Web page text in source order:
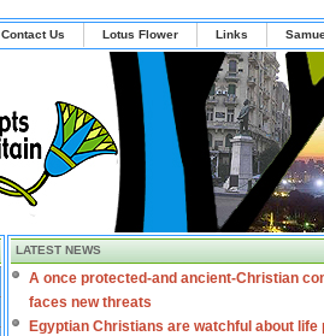
Contact Us Lotus Flower Links
LATEST NEWS
A once protected-and ancient-Christian
faces new threats
Egyptian Christians are watchful about life